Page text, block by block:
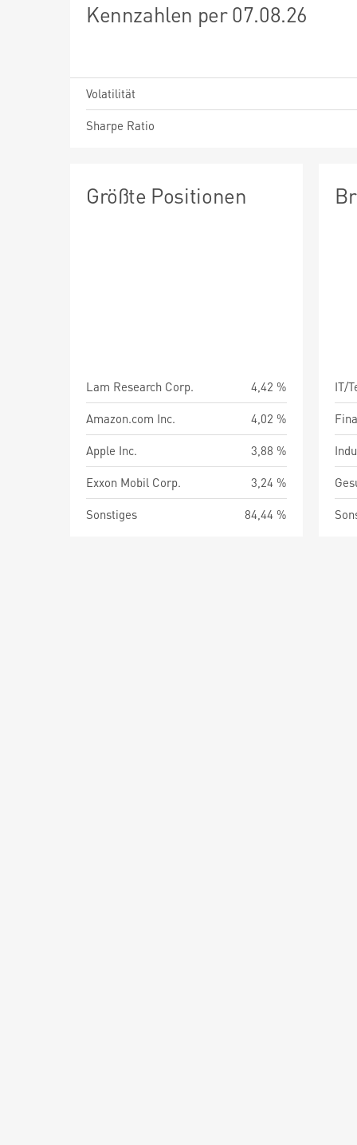
Kennzahlen per 07.08.26
Volatilität
Sharpe Ratio
Größte Positionen
Lam Research Corp.
4,42 %
Amazon.com Inc.
4,02 %
Apple Inc.
3,88 %
Exxon Mobil Corp.
3,24 %
Sonstiges
84,44 %
IT/